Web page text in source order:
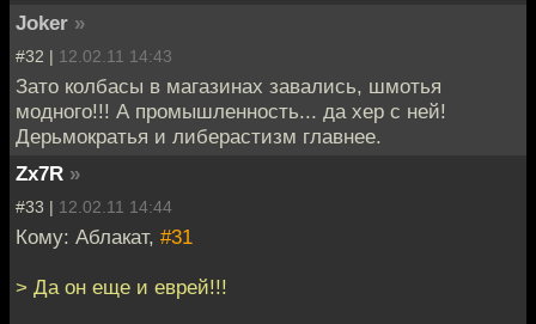
Joker »
#32 | 12.02.11 14:43
Зато колбасы в магазинах завались, шмотья
модного!!! А промышленность... да хер с ней!
Дерьмократья и либерастизм главнее.
Zx7R »
#33 | 12.02.11 14:44
Кому: Аблакат, #31
> Да он еще и еврей!!!